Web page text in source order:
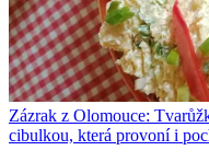
Zázrak z Olomouce:
cibulkou, která provoní i